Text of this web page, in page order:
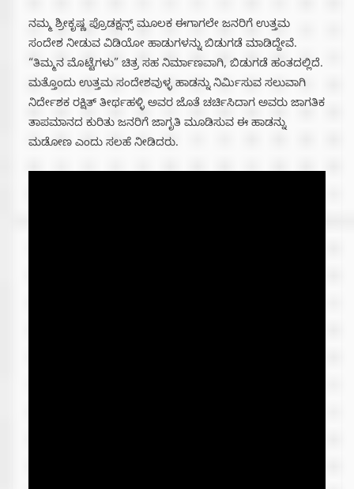
ನಮ್ಮ ಶ್ರೀಕೃಷ್ಣ ಪ್ರೊಡಕ್ಷನ್ಸ್ ಮೂಲಕ ಈಗಾಗಲೇ ಜನರಿಗೆ ಉತ್ತಮ
ಸಂದೇಶ ನೀಡುವ ವಿಡಿಯೋ ಹಾಡುಗಳನ್ನು ಬಿಡುಗಡೆ ಮಾಡಿದ್ದೇವೆ‌.
“ತಿಮ್ಮನ ಮೊಟ್ಟೆಗಳು” ಚಿತ್ರ ಸಹ ನಿರ್ಮಾಣವಾಗಿ, ಬಿಡುಗಡೆ ಹಂತದಲ್ಲಿದೆ.
ಮತ್ತೊಂದು ಉತ್ತಮ ಸಂದೇಶವುಳ್ಳ ಹಾಡನ್ನು ನಿರ್ಮಿಸುವ ಸಲುವಾಗಿ
ನಿರ್ದೇಶಕ ರಕ್ಷಿತ್ ತೀರ್ಥಹಳ್ಳಿ ಅವರ ಜೊತೆ ಚರ್ಚಿಸಿದಾಗ ಅವರು ಜಾಗತಿಕ
ತಾಪಮಾನದ ಕುರಿತು ಜನರಿಗೆ ಜಾಗೃತಿ ಮೂಡಿಸುವ ಈ ಹಾಡನ್ನು
ಮಡೋಣ ಎಂದು ಸಲಹೆ ನೀಡಿದರು.